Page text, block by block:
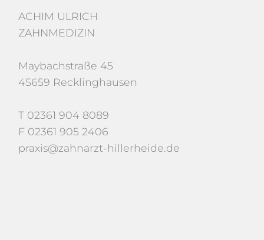
ACHIM ULRICH
ZAHNMEDIZIN
Maybachstraße 45
45659 Recklinghausen
T 02361 904 8089
F 02361 905 2406
praxis@zahnarzt-hillerheide.de